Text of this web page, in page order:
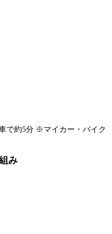
で約5分 ※マイカー・バイク
み